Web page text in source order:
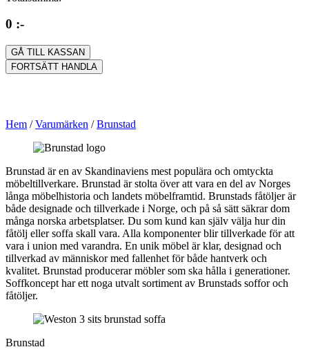
0 :-
GÅ TILL KASSAN
FORTSÄTT HANDLA
Hem / Varumärken / Brunstad
Brunstad är en av Skandinaviens mest populära och omtyckta
möbeltillverkare. Brunstad är stolta över att vara en del av Norges
långa möbelhistoria och landets möbelframtid. Brunstads fåtöljer är
både designade och tillverkade i Norge, och på så sätt säkrar dom
många norska arbetsplatser. Du som kund kan själv välja hur din
fåtölj eller soffa skall vara. Alla komponenter blir tillverkade för att
vara i union med varandra. En unik möbel är klar, designad och
tillverkad av människor med fallenhet för både hantverk och
kvalitet. Brunstad producerar möbler som ska hålla i generationer.
Soffkoncept har ett noga utvalt sortiment av Brunstads soffor och
fåtöljer.
Brunstad